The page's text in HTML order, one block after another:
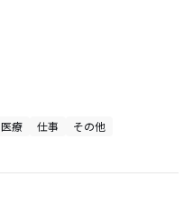
医療 仕事 その他